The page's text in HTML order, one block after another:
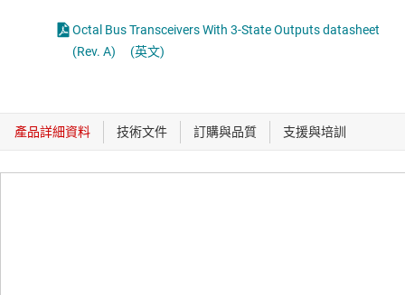
Octal Bus Transceivers With 3-State Outputs datasheet
(Rev. A)
(英文)